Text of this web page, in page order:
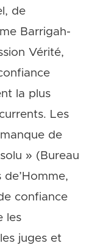
de
Barrigah-
Vérité,
la plus
Les
de
» (Bureau
confiance
les
juges et